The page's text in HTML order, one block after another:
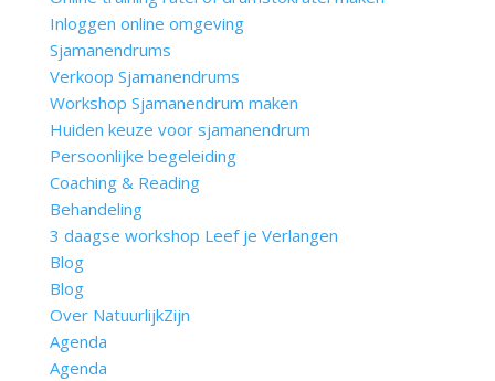
Inloggen online omgeving
Sjamanendrums
Verkoop Sjamanendrums
Workshop Sjamanendrum maken
Huiden keuze voor sjamanendrum
Persoonlijke begeleiding
Coaching & Reading
Behandeling
3 daagse workshop Leef je Verlangen
Blog
Blog
Over NatuurlijkZijn
Agenda
Agenda